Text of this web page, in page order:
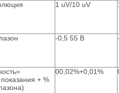
1 uV/10 uV
-0,5 55 В
+ %
00,02%+0,01%